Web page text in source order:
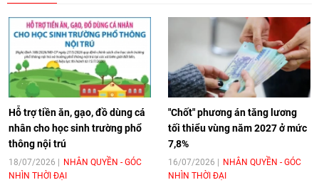
[Video] Âm nhạc flamenco gắn kết văn
hoá Việt Nam - Tây Ban Nha
11:10 17/06/2026
[Video] Trao tặng Kỷ niệm chương "Vì
hòa bình, hữu nghị giữa các dân tộc"
cho Đại sứ Hungary tại Việt Nam
Hỗ trợ tiền ăn, gạo, đồ dùng cá
nhân cho học sinh trường phổ
thông nội trú
18/07/2026
NHÂN QUYỀN - GÓC
NHÌN THỜI ĐẠI
"Chốt" phương án tăng lương
tối thiểu vùng năm 2027 ở mức
7,8%
16/07/2026
NHÂN QUYỀN - GÓC
NHÌN THỜI ĐẠI